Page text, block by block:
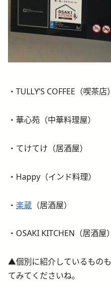
・TULLY’S COFFEE（喫茶店）
・華心苑（中華料理屋）
・てけてけ（居酒屋）
・Happy（インド料理）
・ 楽蔵 （居酒屋）
・OSAKI KITCHEN（居酒屋）
▲個別に紹介しているもの
てみてくださいね。